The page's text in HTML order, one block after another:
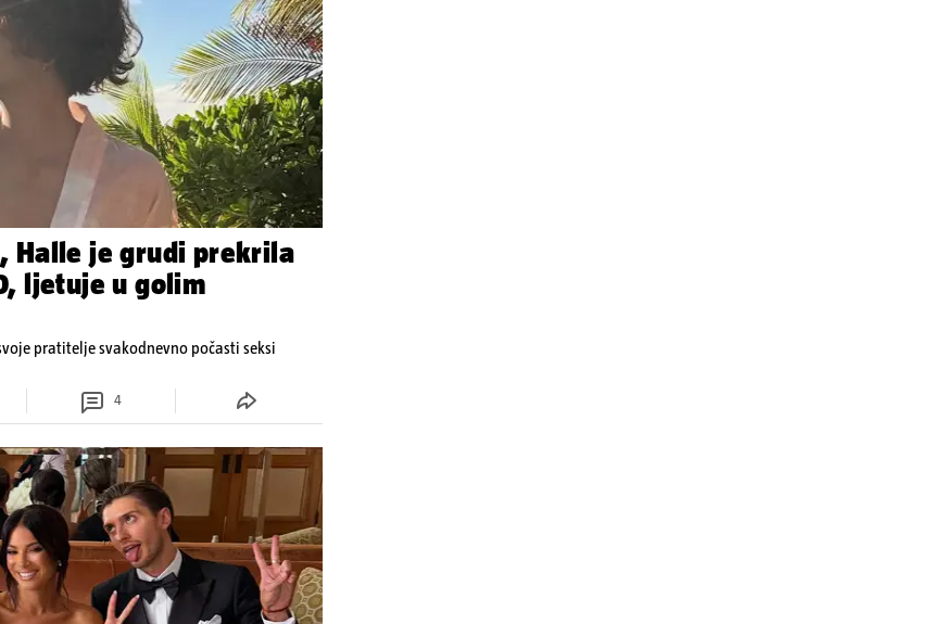
Halle je grudi prekrila
ljetuje u golim
pratitelje svakodnevno počasti seksi
4